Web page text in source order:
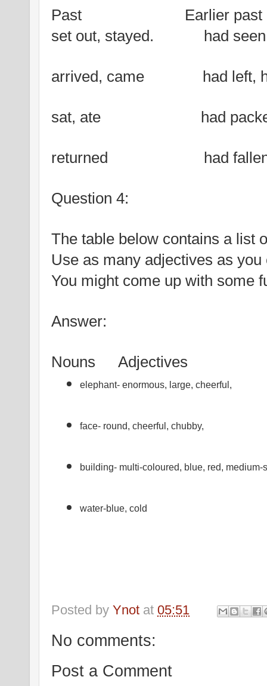
Past
Earlier past
set out, stayed.            had seen
arrived, came              had left,
sat, ate                        had
returned                       had
Question 4:
The table below contains a list
Use as many adjectives as
You might come up with some
Answer:
Nouns Adjectives
elephant- enormous, large, cheerful,
face- round, cheerful, chubby,
building- multi-coloured, blue, red, medium-
water-blue, cold
Posted by Ynot at 05:51
No comments:
Post a Comment